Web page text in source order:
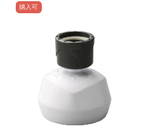
購入可